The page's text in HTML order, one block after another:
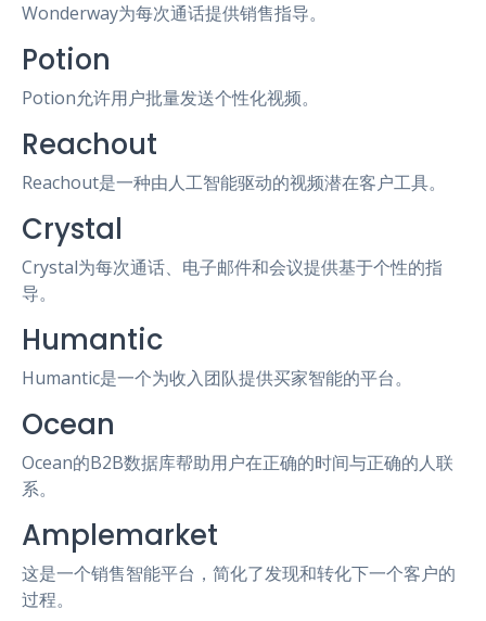
Wonderway为每次通话提供销售指导。
Potion
Potion允许用户批量发送个性化视频。
Reachout
Reachout是一种由人工智能驱动的视频潜在客户工具。
Crystal
Crystal为每次通话、电子邮件和会议提供基于个性的指
导。
Humantic
Humantic是一个为收入团队提供买家智能的平台。
Ocean
Ocean的B2B数据库帮助用户在正确的时间与正确的人联
系。
Amplemarket
这是一个销售智能平台，简化了发现和转化下一个客户的
过程。